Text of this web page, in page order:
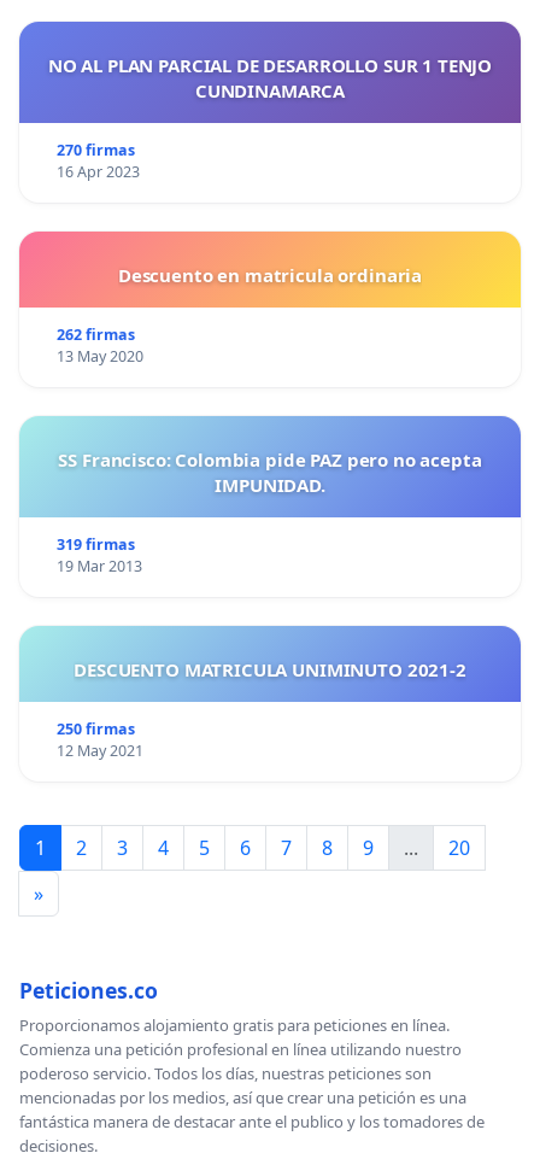
NO AL PLAN PARCIAL DE DESARROLLO SUR 1 TENJO
CUNDINAMARCA
270 firmas
16 Apr 2023
Descuento en matricula ordinaria
262 firmas
13 May 2020
SS Francisco: Colombia pide PAZ pero no acepta
IMPUNIDAD.
319 firmas
19 Mar 2013
DESCUENTO MATRICULA UNIMINUTO 2021-2
250 firmas
12 May 2021
1 2 3 4 5 6 7 8 9 ...
20
»
Peticiones.co
Proporcionamos alojamiento gratis para peticiones en línea.
Comienza una petición profesional en línea utilizando nuestro
poderoso servicio. Todos los días, nuestras peticiones son
mencionadas por los medios, así que crear una petición es una
fantástica manera de destacar ante el publico y los tomadores de
decisiones.